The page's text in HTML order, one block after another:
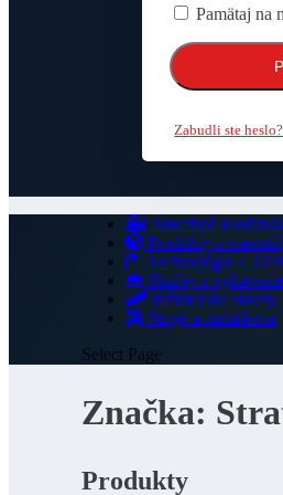
Pamätaj na
Zabudli ste heslo?
Stavebné
Produkty a
Technológie a TZB
Služby a vybavenie
Inžinierske stavby
Stroje a zariadenia
Select Page
Značka:
Produkty